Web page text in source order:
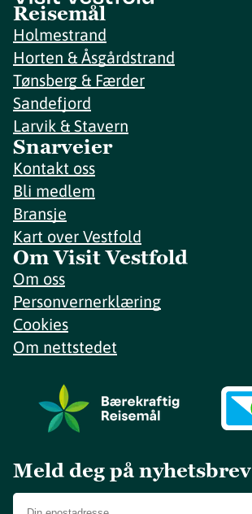
Reisemål
Holmestrand
Horten & Åsgårdstrand
Tønsberg & Færder
Sandefjord
Larvik & Stavern
Snarveier
Kontakt oss
Bli medlem
Bransje
Kart over Vestfold
Om Visit Vestfold
Om oss
Personvernerklæring
Cookies
Om nettstedet
Meld deg på nyhetsbrev